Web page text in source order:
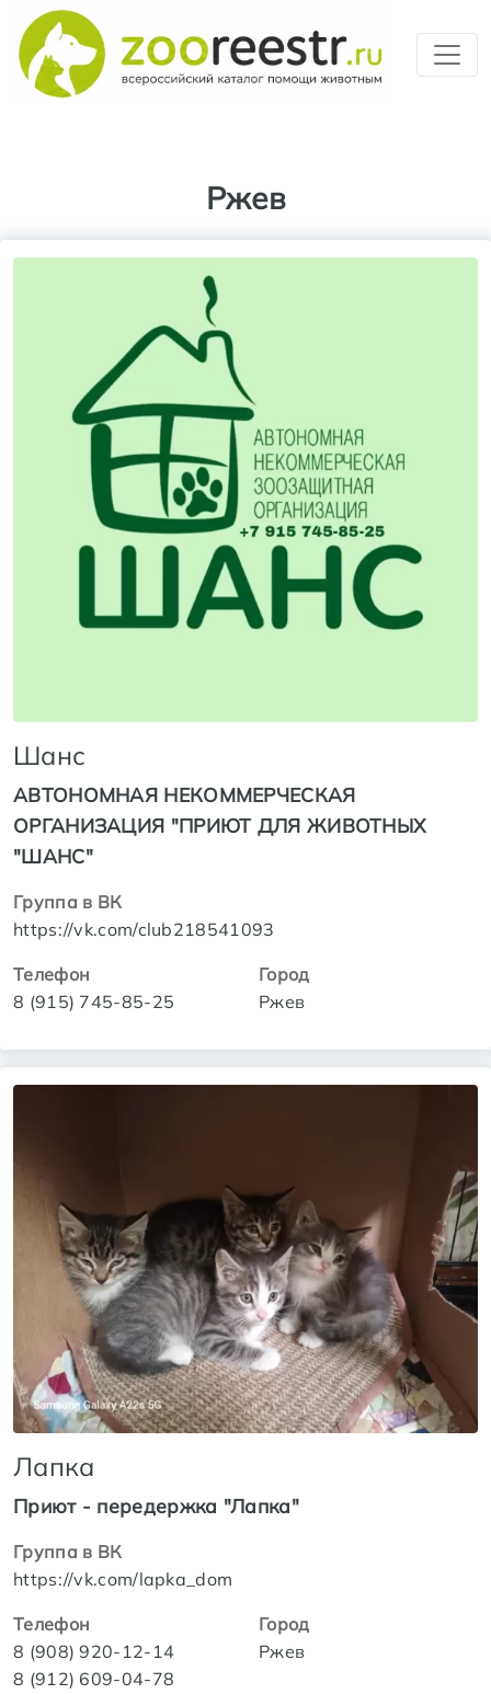
Ржев
Шанс
АВТОНОМНАЯ НЕКОММЕРЧЕСКАЯ
ОРГАНИЗАЦИЯ "ПРИЮТ ДЛЯ ЖИВОТНЫХ
"ШАНС"
Группа в ВК
https://vk.com/club218541093
Телефон
8 (915) 745-85-25
Город
Ржев
Лапка
Приют - передержка "Лапка"
Группа в ВК
https://vk.com/lapka_dom
Телефон
8 (908) 920-12-14
8 (912) 609-04-78
Город
Ржев